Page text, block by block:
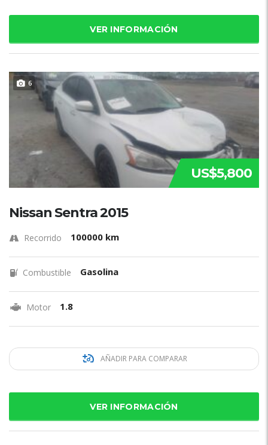
VER INFORMACIÓN
6
US$5,800
Nissan Sentra 2015
Recorrido 100000 km
Combustible Gasolina
Motor 1.8
AÑADIR PARA COMPARAR
VER INFORMACIÓN